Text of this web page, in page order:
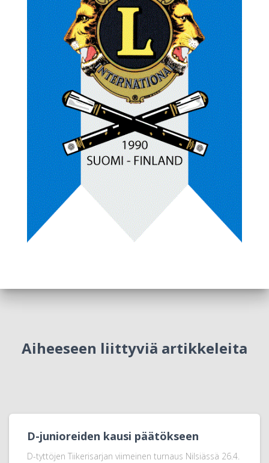
Aiheeseen liittyviä artikkeleita
D-junioreiden kausi päätökseen
D-tyttöjen Tiikerisarjan viimeinen turnaus Nilsiässä 26.4.